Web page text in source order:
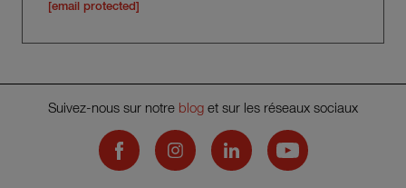
[email protected]
Suivez-nous sur notre blog et sur les réseaux sociaux
Hiscox on Facebook
Hiscox on Instagram
Hiscox on LinkedInHiscox on YouTube